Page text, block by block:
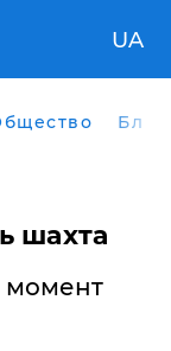
UA
шахта
момент